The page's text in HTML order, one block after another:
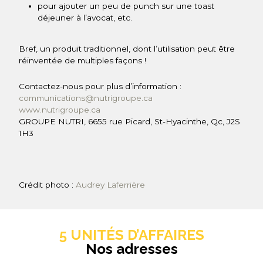
pour ajouter un peu de punch sur une toast
déjeuner à l’avocat, etc.
Bref, un produit traditionnel, dont l’utilisation peut être
réinventée de multiples façons !
Contactez-nous pour plus d’information :
communications@nutrigroupe.ca
www.nutrigroupe.ca
GROUPE NUTRI, 6655 rue Picard, St-Hyacinthe, Qc, J2S
1H3
Crédit photo : Audrey Laferrière
5 UNITÉS D’AFFAIRES
Nos adresses